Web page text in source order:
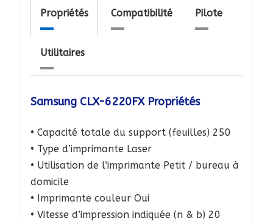
Propriétés Compatibilité Pilote
Utilitaires
Samsung CLX-6220FX Propriétés
• Capacité totale du support (feuilles) 250
• Type d’imprimante Laser
• Utilisation de l’imprimante Petit / bureau à
domicile
• Imprimante couleur Oui
• Vitesse d’impression indiquée (n & b) 20